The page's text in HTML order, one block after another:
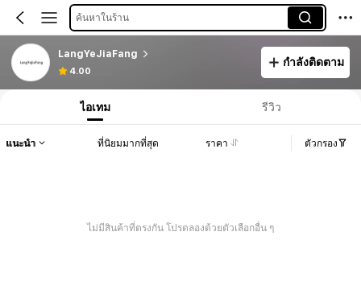
ค้นหาในร้าน
LangYeJiaFang
4.00
กำลังติดตาม
ไอเทม รีวิว
แนะนำ ที่นิยมมากที่สุด ราคา ตัวกรอง
ไม่มีสินค้าที่ตรงกัน โปรดลองด้วยตัวเลือกอื่น ๆ